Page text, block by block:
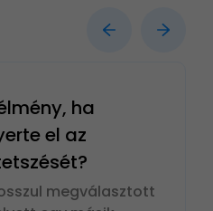
ha
el az
megválasztott